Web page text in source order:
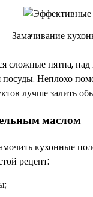
Замачивание
сложные пятна,
посуды. Неплохо
лучше залить
маслом
кухонные
рецепт: